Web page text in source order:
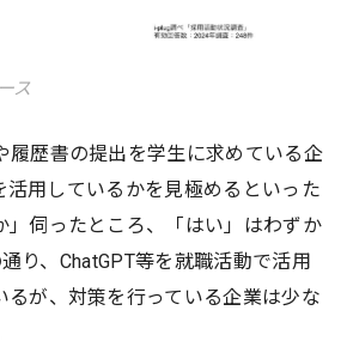
ス
履歴書の提出を学生に求めている企
活用しているかを見極めるといった
」伺ったところ、「はい」はわずか
り、ChatGPT等を就職活動で活用
るが、対策を行っている企業は少な